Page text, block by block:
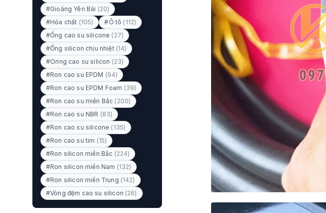
#Gioăng Yên Bái (20)
#Hóa chất (105) #Ô tô (112)
#Ống cao su silicone (27)
#Ống silicon chịu nhiệt (14)
#Oring cao su silicon (23)
#Ron cao su EPDM (94)
#Ron cao su EPDM Foam (39)
#Ron cao su miền Bắc (200)
#Ron cao su NBR (83)
#Ron cao su silicone (135)
#Ron cao su tim (15)
#Ron silicon miền Bắc (224)
#Ron silicon miền Nam (132)
#Ron silicon miền Trung (142)
#Vòng đệm cao su silicon (26)